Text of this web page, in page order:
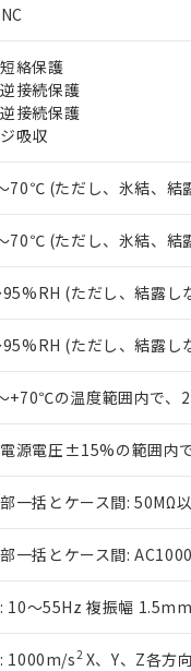
絡保護
接続保護
接続保護
吸収
70℃ (ただし、氷結、結
70℃ (ただし、氷結、結
(ただし、結露し
(ただし、結露し
+70℃の温度範囲内で
源電圧±15%の範囲内
一括とケース間: 50MΩ
一括とケース間:
10～55Hz 複振幅
1000m/s2X、Y、Z各方
以下の条件をお読
当社制御機
在庫状況お
のであり、
正式な納期
当社販売員
オムロン制御
在庫状況お
す。
ている必要
お客様が当
さい。
※当社の共同
いる法人を
仕入先様の事情に
があります。
*EU RoHS指令（10物質
フタル酸ビス(2-エチル
ル（DBP） 1000ppm以
但し、RoHS指令で産業
フタル酸エステル類の
※2 対応予定月
部品在庫の切り替
下記の非含有証明
EU RoHS指令（
51物質の非含有証
※本証明書は発行
混在することから
既に当社にて対応
※1 中国
「○」：最大均質
「×」：最大均質
Pb(鉛) :1000ppm、 Hg(
DEHP(フタル酸ビス(2-
※2 環境保護使
「ｅ」：有害物質
「10」：通常の使
味します。
などの必要
当社は規制
当社は貴社
置等に一切使
また当社は
たしません。
号
○ 一定数
△ 一定数
－
在庫な
機器販
空
白
受注生